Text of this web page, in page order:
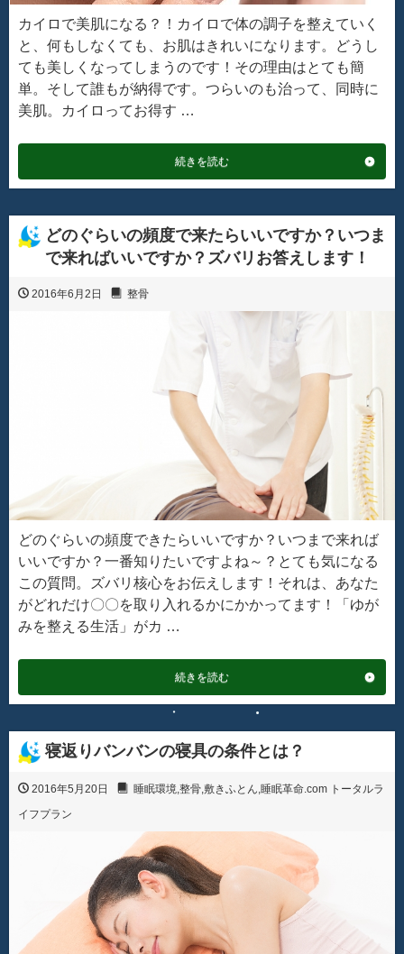
カイロで美肌になる？！カイロで体の調子を整えていく
と、何もしなくても、お肌はきれいになります。どうし
ても美しくなってしまうのです！その理由はとても簡
単。そして誰もが納得です。つらいのも治って、同時に
美肌。カイロってお得す …
続きを読む
どのぐらいの頻度で来たらいいですか？いつま
で来ればいいですか？ズバリお答えします！
2016年6月2日 整骨
どのぐらいの頻度できたらいいですか？いつまで来れば
いいですか？一番知りたいですよね～？とても気になる
この質問。ズバリ核心をお伝えします！それは、あなた
がどれだけ〇〇を取り入れるかにかかってます！「ゆが
みを整える生活」がカ …
続きを読む
寝返りバンバンの寝具の条件とは？
2016年5月20日 睡眠環境 整骨 敷きふとん 睡眠革命.com トータルラ
イフプラン